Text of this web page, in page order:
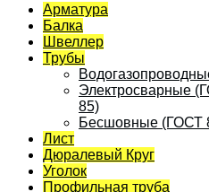
Арматура
Балка
Швеллер
Трубы
Электросварные
85)
Бесшовные (ГОСТ
Лист
Дюралевый Круг
Уголок
Профильная труба